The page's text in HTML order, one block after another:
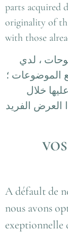
parts acquired
originality of
with those
، لدي
الموضوعات ؛
خلال
العرض الفريد
A défault de
nous avons
exeptionnelle